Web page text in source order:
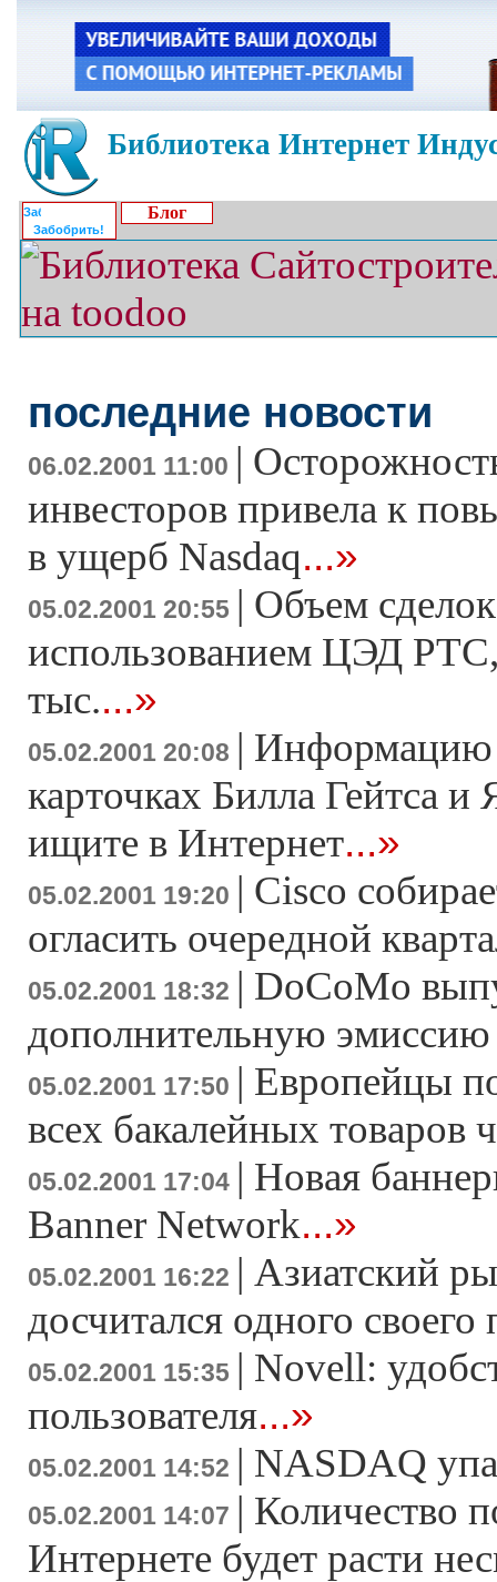
Библиотека Интернет
Забобрить!
Блог
последние новости
06.02.2001 11:00 |
инвесторов привела к
в ущерб Nasdaq...»
05.02.2001 20:55 | Объем
использованием ЦЭД
тыс....»
05.02.2001 20:08 | Информацию
карточках Билла Гейтса и
ищите в Интернет...»
05.02.2001 19:20 | Cisco
огласить очередной
05.02.2001 18:32 | DoCoMo
дополнительную
05.02.2001 17:50 | Европейцы
всех бакалейных товаров
05.02.2001 17:04 | Новая
Banner Network...»
05.02.2001 16:22 | Азиатский
досчитался одного своего
05.02.2001 15:35 | Novell:
пользователя...»
05.02.2001 14:52 | NASDAQ
05.02.2001 14:07 | Количество
Интернете будет расти